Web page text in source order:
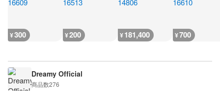
¥300 ¥200 ¥181,400 ¥700
Dreamy Official
商品数276